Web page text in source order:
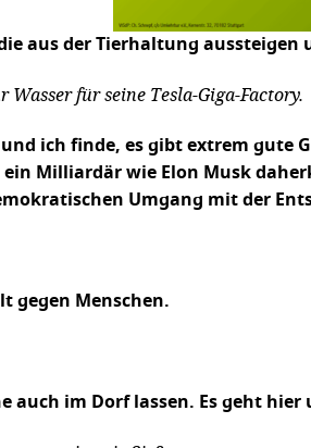
aus der Tierhaltung
für seine Tesla-Giga-Factory.
ich finde, es gibt extrem gute
Milliardär wie Elon Musk
Umgang mit der
gegen Menschen.
auch im Dorf lassen. Es geht